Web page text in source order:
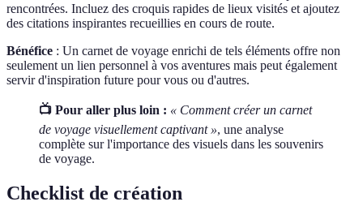
rencontrées. Incluez des croquis rapides de lieux visités et ajoutez
des citations inspirantes recueillies en cours de route.
Bénéfice : Un carnet de voyage enrichi de tels éléments offre non
seulement un lien personnel à vos aventures mais peut également
servir d'inspiration future pour vous ou d'autres.
📺 Pour aller plus loin : « Comment créer un carnet
de voyage visuellement captivant », une analyse
complète sur l'importance des visuels dans les souvenirs
de voyage.
Checklist de création